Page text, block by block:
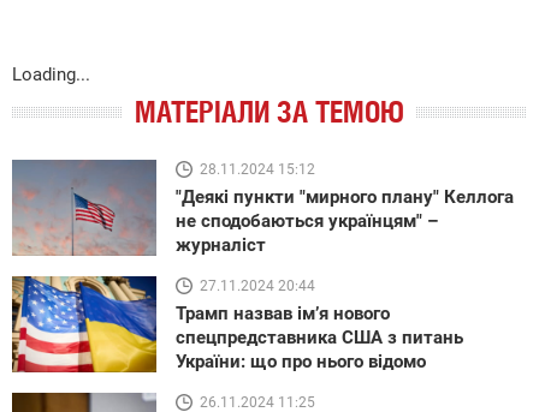
Loading...
МАТЕРІАЛИ ЗА ТЕМОЮ
28.11.2024 15:12
"Деякі пункти "мирного плану" Келлога
не сподобаються українцям" –
журналіст
27.11.2024 20:44
Трамп назвав імʼя нового
спецпредставника США з питань
України: що про нього відомо
26.11.2024 11:25